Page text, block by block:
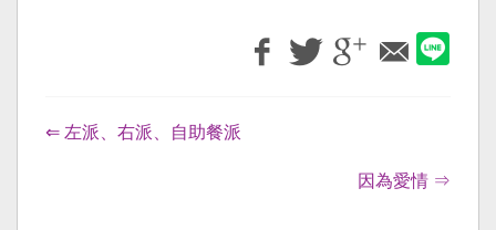
⇐ 左派、右派、自助餐派
因為愛情 ⇒